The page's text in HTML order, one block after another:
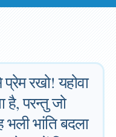
रखो! यहोवा
है, परन्तु जो
भांति बदला